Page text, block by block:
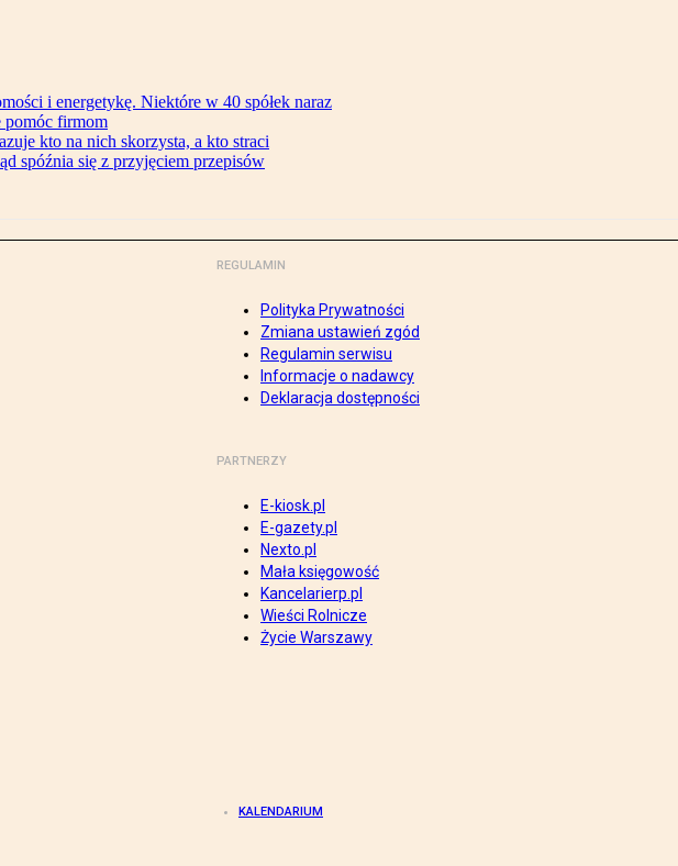
i energetykę. Niektóre w 40 spółek naraz
pomóc firmom
kto na nich skorzysta, a kto straci
spóźnia się z przyjęciem przepisów
REGULAMIN
Polityka Prywatności
Zmiana ustawień zgód
Regulamin serwisu
Informacje o nadawcy
Deklaracja dostępności
PARTNERZY
E-kiosk.pl
E-gazety.pl
Nexto.pl
Mała księgowość
Kancelarierp.pl
Wieści Rolnicze
Życie Warszawy
KALENDARIUM